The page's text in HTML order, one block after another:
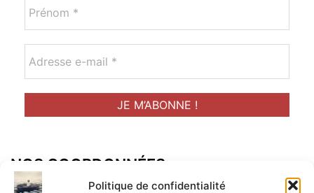
Politique de confidentialité
NOS COORDONNÉES
Adresse postal :